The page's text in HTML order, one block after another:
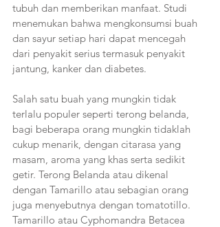
tubuh dan memberikan manfaat. Studi
menemukan bahwa mengkonsumsi buah
dan sayur setiap hari dapat mencegah
dari penyakit serius termasuk penyakit
jantung, kanker dan diabetes.
Salah satu buah yang mungkin tidak
terlalu populer seperti terong belanda,
bagi beberapa orang mungkin tidaklah
cukup menarik, dengan citarasa yang
masam, aroma yang khas serta sedikit
getir. Terong Belanda atau dikenal
dengan Tamarillo atau sebagian orang
juga menyebutnya dengan tomatotillo.
Tamarillo atau Cyphomandra Betacea